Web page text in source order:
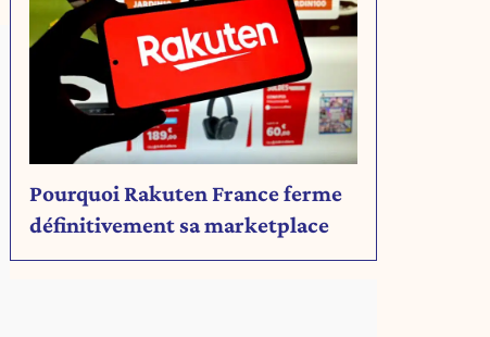
Pourquoi Rakuten France ferme
définitivement sa marketplace